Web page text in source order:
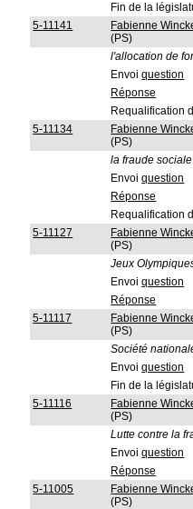
Fin de la
5-11141
Fabienne
(PS)
l'allocation de
Envoiquestion
Réponse
Requalification
5-11134
Fabienne
(PS)
la fraude
Envoiquestion
Réponse
Requalification
5-11127
Fabienne
(PS)
Jeux
Envoiquestion
Réponse
5-11117
Fabienne
(PS)
Société
Envoiquestion
Fin de la
5-11116
Fabienne
(PS)
Lutte contre la
Envoiquestion
Réponse
5-11005
Fabienne
(PS)